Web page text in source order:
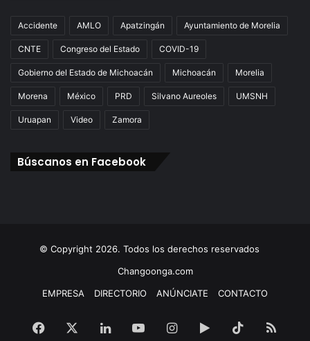
Accidente AMLO Apatzingán Ayuntamiento de Morelia
CNTE Congreso del Estado COVID-19
Gobierno del Estado de Michoacán Michoacán Morelia
Morena México PRD Silvano Aureoles UMSNH
Uruapan Video Zamora
Búscanos en Facebook
© Copyright 2026. Todos los derechos reservados
Changoonga.com
EMPRESA
DIRECTORIO ANÚNCIATE CONTACTO
Facebook LinkedInYouTubeInstagram
Google TikTokRSS